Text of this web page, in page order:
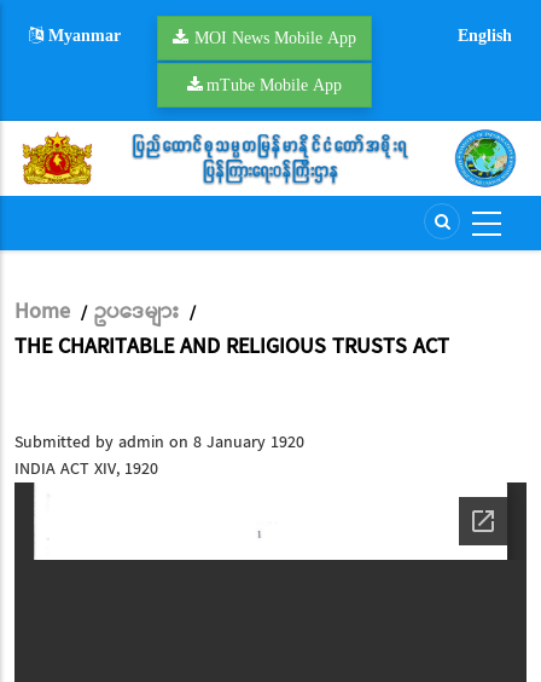
Myanmar MOI News Mobile App
mTube Mobile App
English
Breadcrumb
Home / ဥပဒေများ /
THE CHARITABLE AND RELIGIOUS TRUSTS ACT
Submitted byadmin on 8 January 1920
INDIA ACT XIV, 1920